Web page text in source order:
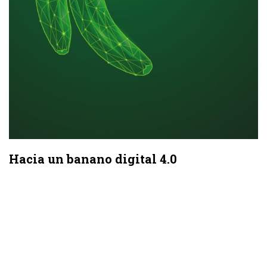
Hacia un banano digital 4.0